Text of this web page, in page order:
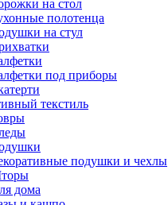
на стол
полотенца
на стул
под приборы
текстиль
подушки и чехлы
дома